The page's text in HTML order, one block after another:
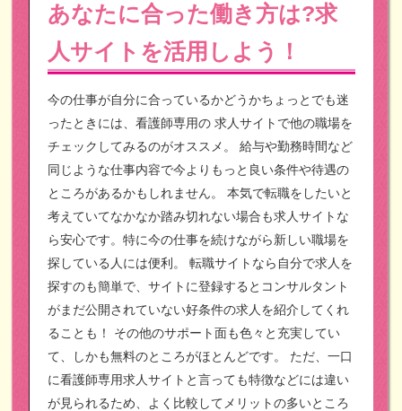
あなたに合った働き方は?求
人サイトを活用しよう！
今の仕事が自分に合っているかどうかちょっとでも迷
ったときには、看護師専用の 求人サイトで他の職場を
チェックしてみるのがオススメ。
給与や勤務時間など
同じような仕事内容で今よりもっと良い条件や待遇の
ところがあるかもしれません。
本気で転職をしたいと
考えていてなかなか踏み切れない場合も求人サイトな
ら安心です。特に今の仕事を続けながら新しい職場を
探している人には便利。
転職サイトなら自分で求人を
探すのも簡単で、サイトに登録するとコンサルタント
がまだ公開されていない好条件の求人を紹介してくれ
ることも！
その他のサポート面も色々と充実してい
て、しかも無料のところがほとんどです。
ただ、一口
に看護師専用求人サイトと言っても特徴などには違い
が見られるため、よく比較してメリットの多いところ